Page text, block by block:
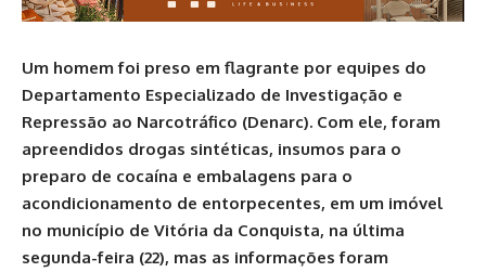
Um homem foi preso em flagrante por equipes do
Departamento Especializado de Investigação e
Repressão ao Narcotráfico (Denarc). Com ele, foram
apreendidos drogas sintéticas, insumos para o
preparo de cocaína e embalagens para o
acondicionamento de entorpecentes, em um imóvel
no município de Vitória da Conquista, na última
segunda-feira (22), mas as informações foram